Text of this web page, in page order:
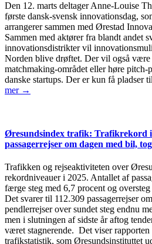
Den 12. marts deltager Anne-Louise
første dansk-svensk innovationsdag,
arrangerer sammen med Ørestad
Sammen med aktører fra blandt andet
innovationsdistrikter vil
Norden blive drøftet. Der vil også
matchmaking-området eller høre pitch-
danske startups. Der er kun få pladser
mer →
Øresundsindex trafik: Trafikrekord i
passagerrejser om dagen med bil,
Trafikken og rejseaktiviteten over
rekordniveauer i 2025. Antallet af
færge steg med 6,7 procent og
Det svarer til 112.309 passagerrejser
pendlerrejser over sundet steg endnu
men i slutningen af sidste år aftog
været stagnerende. Det viser
trafikstatistik, som Øresundsinstituttet